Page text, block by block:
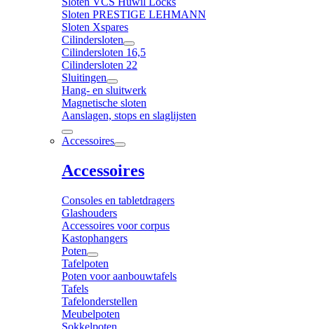
Sloten PRESTIGE LEHMANN
Sloten Xspares
Cilindersloten
Cilindersloten 16,5
Cilindersloten 22
Sluitingen
Hang- en sluitwerk
Magnetische sloten
Aanslagen, stops en slaglijsten
Accessoires
Accessoires
Consoles en tabletdragers
Glashouders
Accessoires voor corpus
Kastophangers
Poten
Tafelpoten
Poten voor aanbouwtafels
Tafels
Tafelonderstellen
Meubelpoten
Sokkelpoten